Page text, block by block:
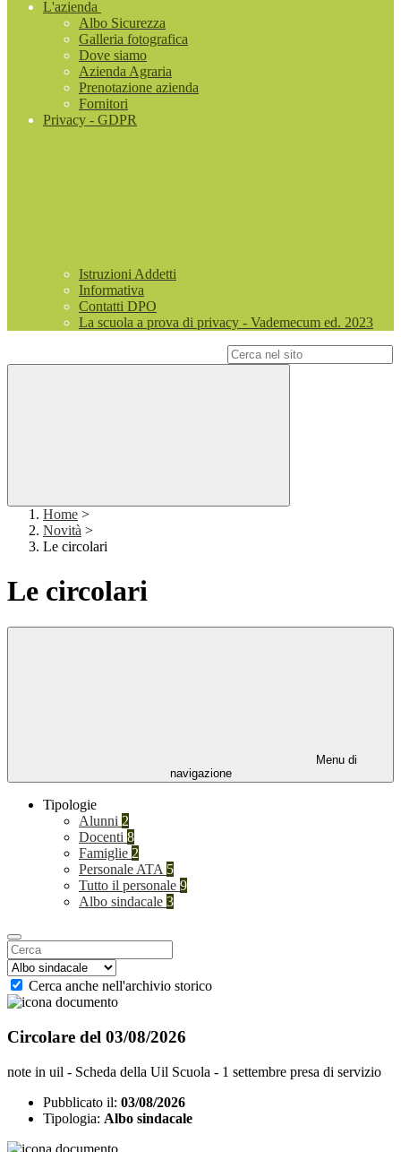
L'azienda
Albo Sicurezza
Galleria fotografica
Dove siamo
Azienda Agraria
Prenotazione azienda
Fornitori
Privacy - GDPR
Istruzioni Addetti
Informativa
Contatti DPO
La scuola a prova di privacy - Vademecum ed. 2023
Home >
Novità >
Le circolari
Le circolari
Menu di
navigazione
Tipologie
Alunni 2
Docenti 8
Famiglie 2
Personale ATA 5
Tutto il personale 9
Albo sindacale 3
Cerca anche nell'archivio storico
Circolare del 03/08/2026
note in uil - Scheda della Uil Scuola - 1 settembre presa di servizio
Pubblicato il: 03/08/2026
Tipologia: Albo sindacale